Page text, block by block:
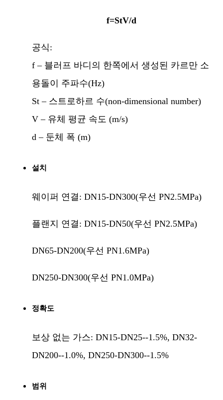
f=StV/d
공식:
f – 블러프 바디의 한쪽에서 생성된 카르만 소
용돌이 주파수(Hz)
St – 스트로하르 수(non-dimensional number)
V – 유체 평균 속도 (m/s)
d – 둔체 폭 (m)
설치
웨이퍼 연결: DN15-DN300(우선 PN2.5MPa)
플랜지 연결: DN15-DN50(우선 PN2.5MPa)
DN65-DN200(우선 PN1.6MPa)
DN250-DN300(우선 PN1.0MPa)
정확도
보상 없는 가스: DN15-DN25--1.5%, DN32-
DN200--1.0%, DN250-DN300--1.5%
범위